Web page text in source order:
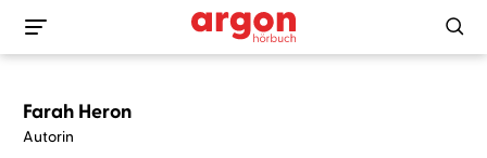
Farah Heron
Autorin